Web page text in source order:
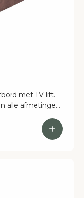
met TV lift.
alle afmetingen